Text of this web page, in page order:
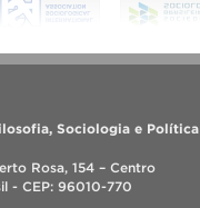
Sociologia e Política
Rosa, 154 – Centro
- CEP: 96010-770